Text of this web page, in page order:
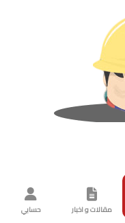
مقالات و اخبار حسابي